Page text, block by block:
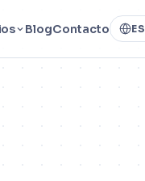
BlogContacto ES